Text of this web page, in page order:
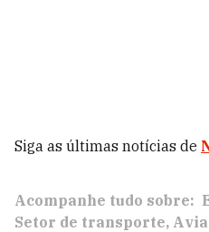
Siga as últimas notícias de
Acompanhe tudo sobre:
Setor de transporte